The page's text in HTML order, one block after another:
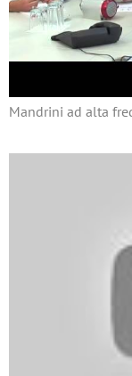
Mandrini ad alta